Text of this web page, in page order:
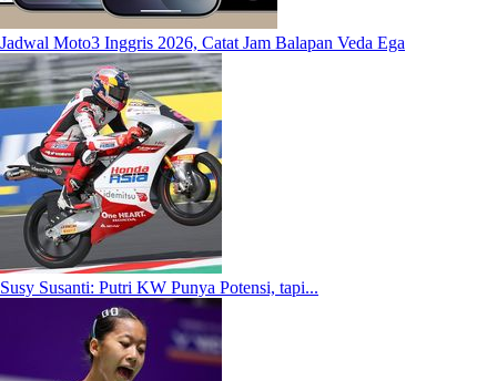
Jadwal Moto3 Inggris 2026, Catat Jam Balapan Veda Ega
Susy Susanti: Putri KW Punya Potensi, tapi...